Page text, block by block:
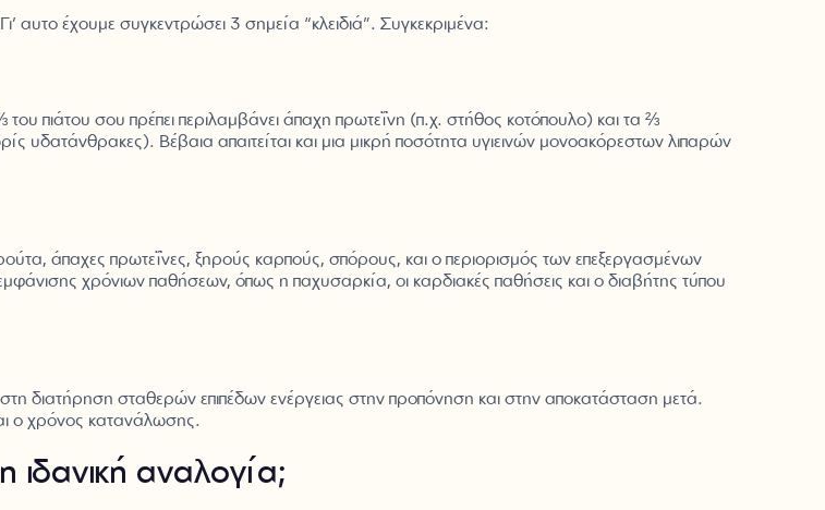
αυτο έχουμε συγκεντρώσει 3 σημεία “κλειδιά”. Συγκεκριμένα:
πιάτου σου πρέπει περιλαμβάνει άπαχη πρωτεΐνη (π.χ. στήθος κοτόπουλο) και τα ⅔
υδατάνθρακες). Βέβαια απαιτείται και μια μικρή ποσότητα υγιεινών μονοακόρεστων λιπαρών
άπαχες πρωτεΐνες, ξηρούς καρπούς, σπόρους, και ο περιορισμός των επεξεργασμένων
χρόνιων παθήσεων, όπως η παχυσαρκία, οι καρδιακές παθήσεις και ο διαβήτης τύπου
διατήρηση σταθερών επιπέδων ενέργειας στην προπόνηση και στην αποκατάσταση μετά.
ο χρόνος κατανάλωσης.
ιδανική αναλογία;